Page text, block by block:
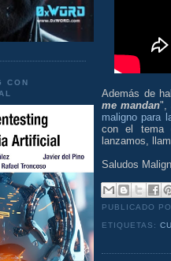
CON
Además de
me mandan",
maligno para
con el tema
lanzamos,
Saludos
PUBLICADO
ETIQUETAS: